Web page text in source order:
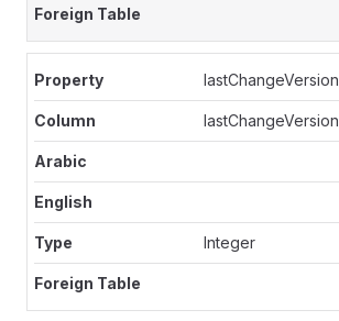
lastChangeVersion
lastChangeVersion
Integer